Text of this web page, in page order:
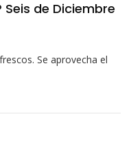
Seis de Diciembre
Se aprovecha el